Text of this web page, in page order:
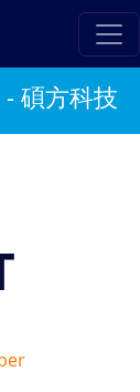
- 碩方科技